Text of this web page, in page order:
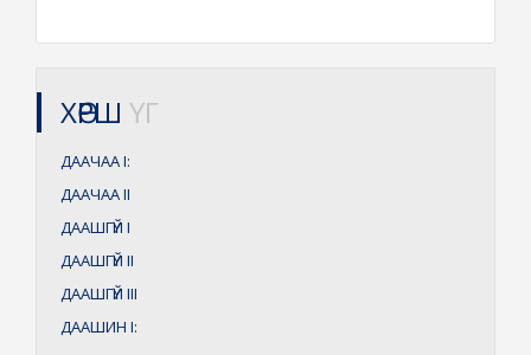
ХӨРШ ҮГ
ДААЧААI:
ДААЧААII
ДААШГҮЙ I
ДААШГҮЙ II
ДААШГҮЙ III
ДААШИН I: